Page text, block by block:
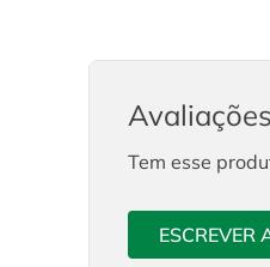
Avaliações
Tem esse
ESCREVER